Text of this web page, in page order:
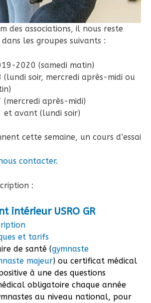
des associations, il nous reste
les groupes suivants :
2020 (samedi matin)
(lundi soir, mercredi après-midi ou
(mercredi après-midi)
et avant (lundi soir)
cette semaine, un cours d’essai
contacter.
:
intérieur USRO GR
et tarifs
de santé (gymnaste
majeur) ou certificat médical
à une des questions
obligatoire chaque année
au niveau national, pour